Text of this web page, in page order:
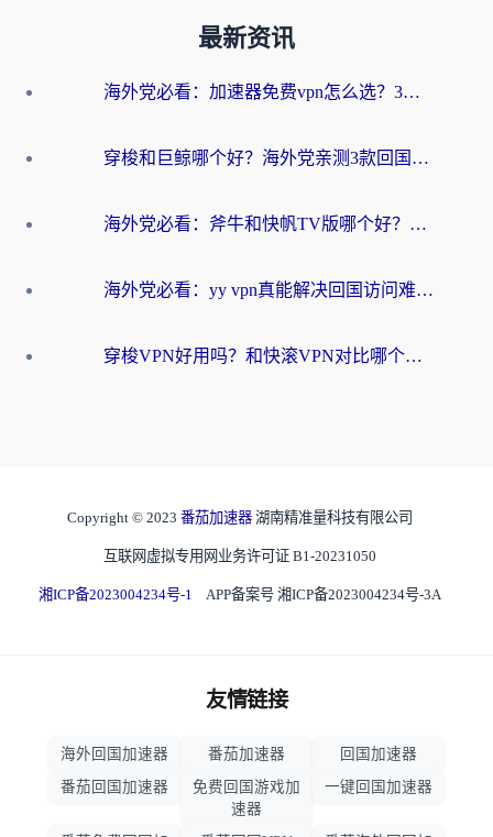
最新资讯
海外党必看：加速器免费vpn怎么选？3步教你无缝访问国内资源
穿梭和巨鲸哪个好？海外党亲测3款回国加速器，教你避开90%的坑
海外党必看：斧牛和快帆TV版哪个好？3分钟选对回国加速器，无缝刷B站、追热剧
海外党必看：yy vpn真能解决回国访问难题？附云极initap测评+免费方案对比
穿梭VPN好用吗？和快滚VPN对比哪个回国效果更好？海外党选回国加速器必看指南
Copyright © 2023 番茄加速器 湖南精准量科技有限公司
互联网虚拟专用网业务许可证 B1-20231050
湘ICP备2023004234号-1 APP备案号 湘ICP备2023004234号-3A
友情链接
海外回国加速器 番茄加速器
回国加速器
番茄回国加速器
免费回国游戏加
速器
一键回国加速器